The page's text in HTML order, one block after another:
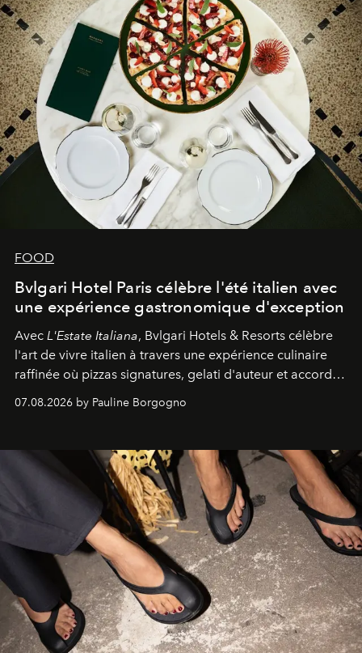
FOOD
Bvlgari Hotel Paris célèbre l'été italien avec
une expérience gastronomique d'exception
Avec L'Estate Italiana, Bvlgari Hotels & Resorts célèbre
l'art de vivre italien à travers une expérience culinaire
raffinée où pizzas signatures, gelati d'auteur et accords
d'exception composent un véritable voyage sensoriel.
07.08.2026 by Pauline Borgogno